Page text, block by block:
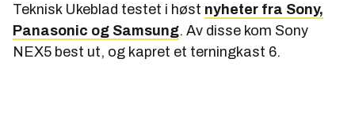
Teknisk Ukeblad testet i høst nyheter fra Sony,
Panasonic og Samsung. Av disse kom Sony
NEX5 best ut, og kapret et terningkast 6.